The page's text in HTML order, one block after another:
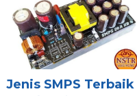
Jenis SMPS Terbaik